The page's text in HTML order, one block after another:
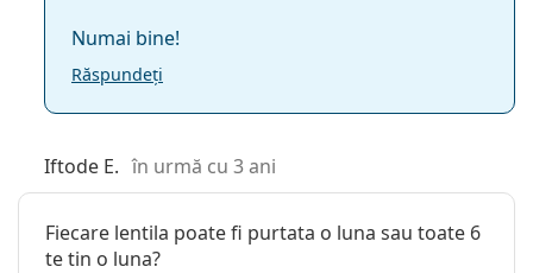
Numai bine!
Răspundeți
Iftode E. în urmă cu 3 ani
Fiecare lentila poate fi purtata o luna sau toate 6
te tin o luna?